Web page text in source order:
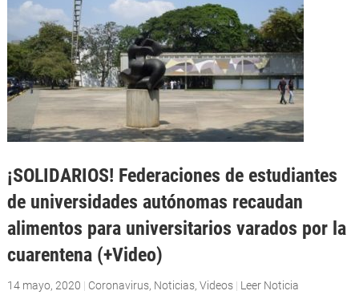
¡SOLIDARIOS! Federaciones de estudiantes
de universidades autónomas recaudan
alimentos para universitarios varados por la
cuarentena (+Video)
14 mayo, 2020 | Coronavirus, Noticias, Videos | Leer Noticia